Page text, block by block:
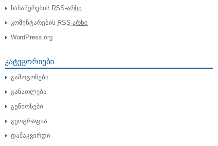
ჩანაწერების RSS-არხი
კომენტარების RSS-არხი
WordPress.org
ᲙᲐᲢᲔᲒᲝᲠᲘᲔᲑᲘ
გამოგონება
განათლება
გენიოსები
გეოგრაფია
დამაკვირდი